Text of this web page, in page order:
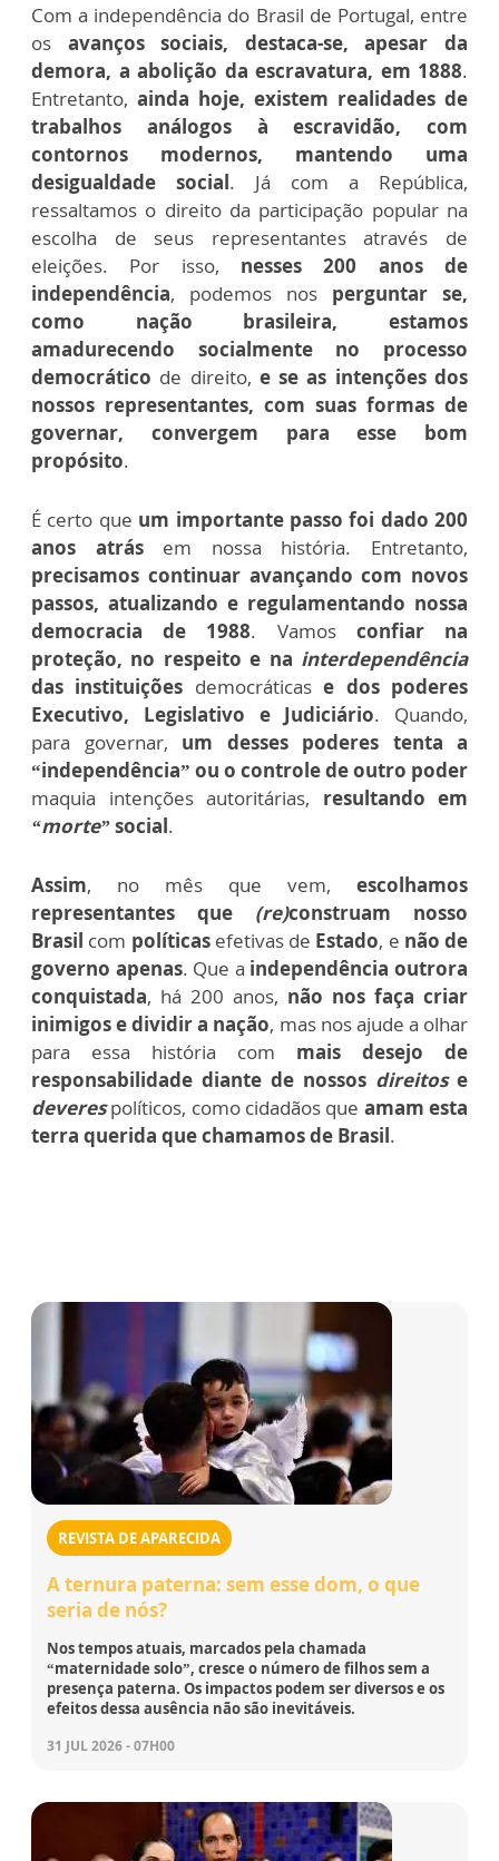
Com a independência do Brasil de Portugal, entre
os avanços sociais, destaca-se, apesar da
demora, a abolição da escravatura, em 1888.
Entretanto, ainda hoje, existem realidades de
trabalhos análogos à escravidão, com
contornos modernos, mantendo uma
desigualdade social. Já com a República,
ressaltamos o direito da participação popular na
escolha de seus representantes através de
eleições. Por isso, nesses 200 anos de
independência, podemos nos perguntar se,
como nação brasileira, estamos
amadurecendo socialmente no processo
democrático de direito, e se as intenções dos
nossos representantes, com suas formas de
governar, convergem para esse bom
propósito.
É certo que um importante passo foi dado 200
anos atrásem nossa história. Entretanto,
precisamos continuar avançando com novos
passos, atualizando e regulamentando nossa
democracia de 1988. Vamosconfiar na
proteção, no respeito e na interdependência
das instituições democráticase dos poderes
Executivo, Legislativo e Judiciário. Quando,
para governar, um desses poderes tenta a
“independência” ou o controle de outro poder
maquia intenções autoritárias, resultando em
“morte”social.
Assim, no mês que vem, escolhamos
representantes que (re)construam nosso
Brasil com políticas efetivas de Estado, e não de
governo apenas. Que a independência outrora
conquistada, há 200 anos, não nos faça criar
inimigos e dividir a nação, mas nos ajude a olhar
para essa história com mais desejo de
responsabilidade diante de nossos direitos e
deveres políticos, como cidadãos que amam esta
terra querida que chamamos de Brasil.
REVISTA DE APARECIDA
A ternura paterna: sem esse dom, o que
seria de nós?
Nos tempos atuais, marcados pela chamada
“maternidade solo”, cresce o número de filhos sem a
presença paterna. Os impactos podem ser diversos e os
efeitos dessa ausência não são inevitáveis.
31 JUL 2026 - 07H00